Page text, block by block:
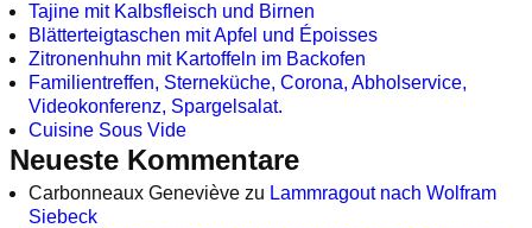
Tajine mit Kalbsfleisch und Birnen
Blätterteigtaschen mit Apfel und Époisses
Zitronenhuhn mit Kartoffeln im Backofen
Familientreffen, Sterneküche, Corona, Abholservice,
Videokonferenz, Spargelsalat.
Cuisine Sous Vide
Neueste Kommentare
Carbonneaux Geneviève zu Lammragout nach Wolfram
Siebeck